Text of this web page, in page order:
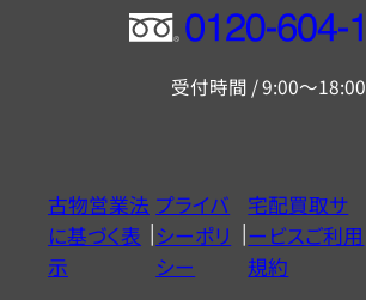
フ
ー
ヤ
ル
0120604117
受付時間 / 9:00～18:00
古物営業法
に基づく表
示
プライバ
シーポリ
シー
宅配買取サ
ービスご利用
規約